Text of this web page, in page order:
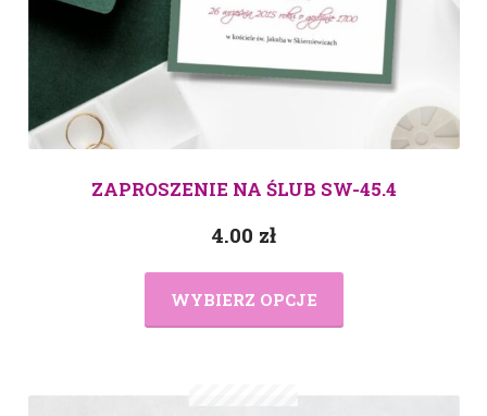
ZAPROSZENIE NA ŚLUB SW-45.4
4.00 zł
WYBIERZ OPCJE